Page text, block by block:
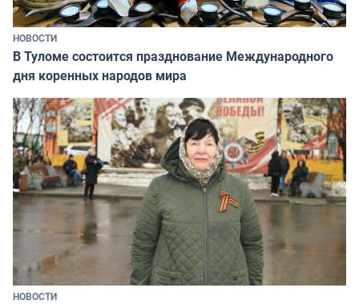
НОВОСТИ
В Туломе состоится празднование Международного
дня коренных народов мира
НОВОСТИ